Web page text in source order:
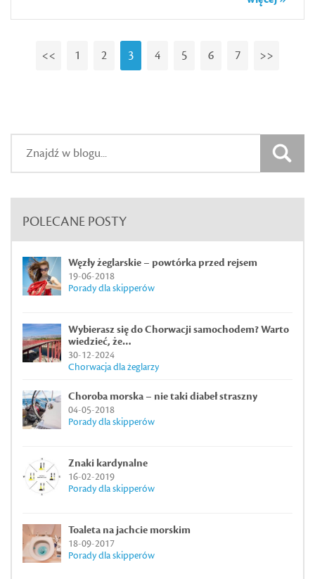
<< 1 2 3 4 5 6 7 >>
POLECANE POSTY
Węzły żeglarskie – powtórka przed rejsem
19-06-2018
Porady dla skipperów
Wybierasz się do Chorwacji samochodem? Warto
wiedzieć, że…
30-12-2024
Chorwacja dla żeglarzy
Choroba morska – nie taki diabeł straszny
04-05-2018
Porady dla skipperów
Znaki kardynalne
16-02-2019
Porady dla skipperów
Toaleta na jachcie morskim
18-09-2017
Porady dla skipperów